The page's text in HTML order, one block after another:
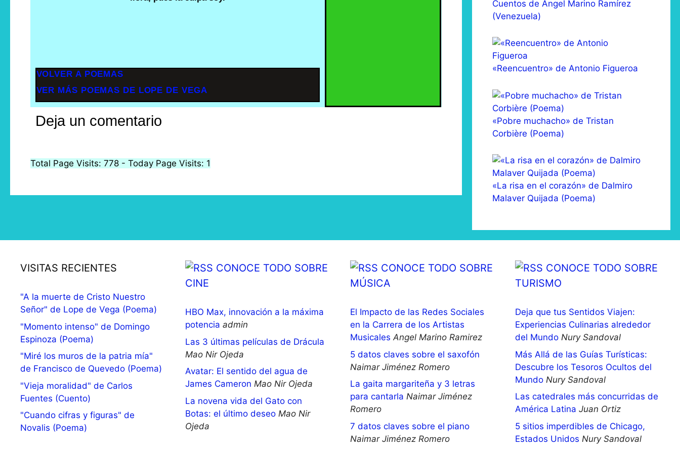
VOLVER A POEMAS
VER MÁS POEMAS DE LOPE DE VEGA
Deja un comentario
Total Page Visits: 778 - Today Page Visits: 1
Cuentos de Ángel Marino Ramírez
(Venezuela)
«Reencuentro» de Antonio Figueroa
«Pobre muchacho» de Tristan
Corbière (Poema)
«La risa en el corazón» de Dalmiro
Malaver Quijada (Poema)
VISITAS RECIENTES
"A la muerte de Cristo Nuestro
Señor" de Lope de Vega (Poema)
"Momento intenso" de Domingo
Espinoza (Poema)
"Miré los muros de la patria mía"
de Francisco de Quevedo (Poema)
"Vieja moralidad" de Carlos
Fuentes (Cuento)
"Cuando cifras y figuras" de
Novalis (Poema)
CONOCE TODO SOBRE
CINE
HBO Max, innovación a la máxima
potencia admin
Las 3 últimas películas de Drácula
Mao Nir Ojeda
Avatar: El sentido del agua de
James Cameron Mao Nir Ojeda
La novena vida del Gato con
Botas: el último deseo Mao Nir
Ojeda
CONOCE TODO SOBRE
MÚSICA
El Impacto de las Redes Sociales
en la Carrera de los Artistas
Musicales Angel Marino Ramirez
5 datos claves sobre el saxofón
Naimar Jiménez Romero
La gaita margariteña y 3 letras
para cantarla Naimar Jiménez
Romero
7 datos claves sobre el piano
Naimar Jiménez Romero
CONOCE TODO SOBRE
TURISMO
Deja que tus Sentidos Viajen:
Experiencias Culinarias alrededor
del Mundo Nury Sandoval
Más Allá de las Guías Turísticas:
Descubre los Tesoros Ocultos del
Mundo Nury Sandoval
Las catedrales más concurridas de
América Latina Juan Ortiz
5 sitios imperdibles de Chicago,
Estados Unidos Nury Sandoval